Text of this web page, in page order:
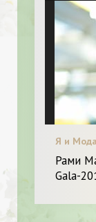
Я и
Рами
Gala-